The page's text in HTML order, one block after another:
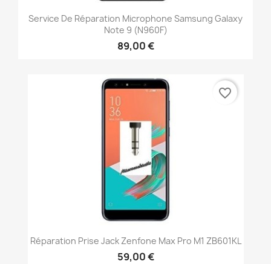
Service De Réparation Microphone Samsung Galaxy
Note 9 (N960F)
89,00 €
Réparation Prise Jack Zenfone Max Pro M1 ZB601KL
59,00 €
favorite_border